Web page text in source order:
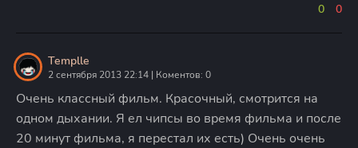
0 0
Templle
2 сентября 2013 22:14 | Коментов: 0
Очень классный фильм. Красочный, смотрится на
одном дыхании. Я ел чипсы во время фильма и после
20 минут фильма, я перестал их есть) Очень очень